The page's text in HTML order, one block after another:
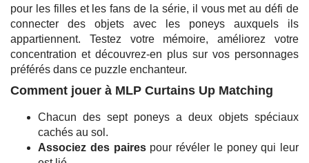
pour les filles et les fans de la série, il vous met au défi de
connecter des objets avec les poneys auxquels ils
appartiennent. Testez votre mémoire, améliorez votre
concentration et découvrez-en plus sur vos personnages
préférés dans ce puzzle enchanteur.
Comment jouer à MLP Curtains Up Matching
Chacun des sept poneys a deux objets spéciaux
cachés au sol.
Associez des pairespour révéler le poney qui leur